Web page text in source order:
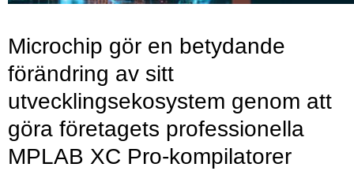
Microchip gör en betydande
förändring av sitt
utvecklingsekosystem genom att
göra företagets professionella
MPLAB XC Pro-kompilatorer